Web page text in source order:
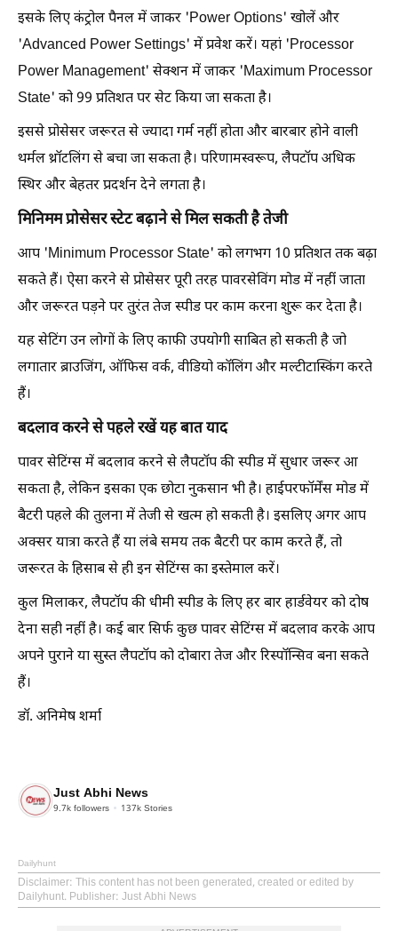
इसके लिए कंट्रोल पैनल में जाकर 'Power Options' खोलें और
'Advanced Power Settings' में प्रवेश करें। यहां 'Processor
Power Management' सेक्शन में जाकर 'Maximum Processor
State' को 99 प्रतिशत पर सेट किया जा सकता है।
इससे प्रोसेसर जरूरत से ज्यादा गर्म नहीं होता और बारबार होने वाली
थर्मल थ्रॉटलिंग से बचा जा सकता है। परिणामस्वरूप, लैपटॉप अधिक
स्थिर और बेहतर प्रदर्शन देने लगता है।
मिनिमम प्रोसेसर स्टेट बढ़ाने से मिल सकती है तेजी
आप 'Minimum Processor State' को लगभग 10 प्रतिशत तक बढ़ा
सकते हैं। ऐसा करने से प्रोसेसर पूरी तरह पावरसेविंग मोड में नहीं जाता
और जरूरत पड़ने पर तुरंत तेज स्पीड पर काम करना शुरू कर देता है।
यह सेटिंग उन लोगों के लिए काफी उपयोगी साबित हो सकती है जो
लगातार ब्राउजिंग, ऑफिस वर्क, वीडियो कॉलिंग और मल्टीटास्किंग करते
हैं।
बदलाव करने से पहले रखें यह बात याद
पावर सेटिंग्स में बदलाव करने से लैपटॉप की स्पीड में सुधार जरूर आ
सकता है, लेकिन इसका एक छोटा नुकसान भी है। हाईपरफॉर्मेंस मोड में
बैटरी पहले की तुलना में तेजी से खत्म हो सकती है। इसलिए अगर आप
अक्सर यात्रा करते हैं या लंबे समय तक बैटरी पर काम करते हैं, तो
जरूरत के हिसाब से ही इन सेटिंग्स का इस्तेमाल करें।
कुल मिलाकर, लैपटॉप की धीमी स्पीड के लिए हर बार हार्डवेयर को दोष
देना सही नहीं है। कई बार सिर्फ कुछ पावर सेटिंग्स में बदलाव करके आप
अपने पुराने या सुस्त लैपटॉप को दोबारा तेज और रिस्पॉन्सिव बना सकते
हैं।
डॉ. अनिमेष शर्मा
Just Abhi News
9.7k followers 137k Stories
Dailyhunt
Disclaimer: This content has not been generated, created or edited by
Dailyhunt. Publisher: Just Abhi News